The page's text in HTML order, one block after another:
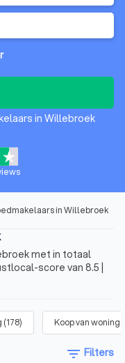
in Willebroek
in Willebroek
met in totaal
score van 8.5 |
(178) Koop van woning
filter_list Filters